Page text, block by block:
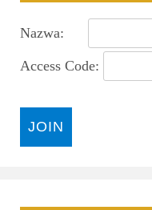
Nazwa:
Access Code: